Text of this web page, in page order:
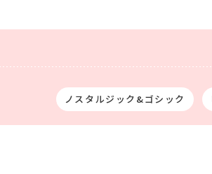
ノスタルジック&ゴシック